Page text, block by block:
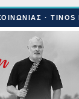
· TINOS